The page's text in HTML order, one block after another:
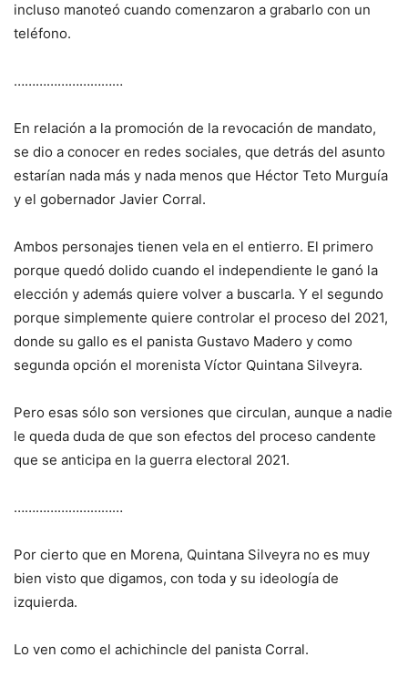
incluso manoteó cuando comenzaron a grabarlo con un
teléfono.
…………………………
En relación a la promoción de la revocación de mandato,
se dio a conocer en redes sociales, que detrás del asunto
estarían nada más y nada menos que Héctor Teto Murguía
y el gobernador Javier Corral.
Ambos personajes tienen vela en el entierro. El primero
porque quedó dolido cuando el independiente le ganó la
elección y además quiere volver a buscarla. Y el segundo
porque simplemente quiere controlar el proceso del 2021,
donde su gallo es el panista Gustavo Madero y como
segunda opción el morenista Víctor Quintana Silveyra.
Pero esas sólo son versiones que circulan, aunque a nadie
le queda duda de que son efectos del proceso candente
que se anticipa en la guerra electoral 2021.
…………………………
Por cierto que en Morena, Quintana Silveyra no es muy
bien visto que digamos, con toda y su ideología de
izquierda.
Lo ven como el achichincle del panista Corral.